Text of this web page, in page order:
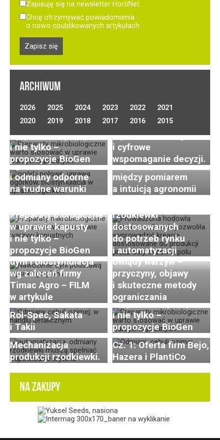
Zapisuję się na newsletter HortiNet
Chcę otrzymywać powiadomienia
o nowo opublikowanych artykułach
ARCHIWUM
2026 2025 2024 2023 2022
2021
2020
2019 2018 2017 2016 2015
Preparaty biologiczne
w uprawie kapusty
i nie tylko –
propozycje BioGen
nawadniania w uprawie
warzyw polowych.
Wybór technologii
i cyfrowe
wspomaganie decyzji.
Uprawa ogórków
(polowych) –
wyzwania, nowoczesna
agrotechnika
i odmiany odporne
na trudne warunki
Diagnostyka roślin –
między pomiarem
a intuicją agronomii
Preparaty biologiczne
w uprawie kapusty
i nie tylko –
propozycje BioGen
Postępy i trendy
w hodowli i uprawie
rzodkiewki. Cz. 2:
Innowacje w zakresie
rzodkiewki
dostosowanych
do potrzeb rynku
i automatyzacji
Efektywne nawożenie
dyni i biostymulacja
wg zaleceń firmy
Timac Agro – FILM
w artykule
Uwiądy warzyw –
przyczyny, objawy
i skuteczne metody
ograniczania
Odmiany cebuli ozimej
polecane do uprawy
na sezon 2026-2027
Cz 2: oferta PNOS,
Rol-Spec, Sakata
i Takii
Preparaty biologiczne
w uprawie kapusty
i nie tylko –
propozycje BioGen
Postępy i trendy
w hodowli i uprawie
rzodkiewki. Cz. 3:
Mechanizacja
produkcji rzodkiewki.
Odmiany cebuli ozimej
polecane do uprawy
na sezon 2026-2027.
Cz. 1: Oferta firm Bejo,
Hazera i PlantiCo
NA ZAKUPY